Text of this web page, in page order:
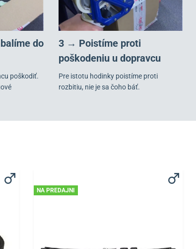
do
poškodiť.
3 → Poistíme proti
poškodeniu u dopravcu
Pre istotu hodinky poistíme proti
rozbitiu, nie je sa čoho báť.
NA PREDAJNI